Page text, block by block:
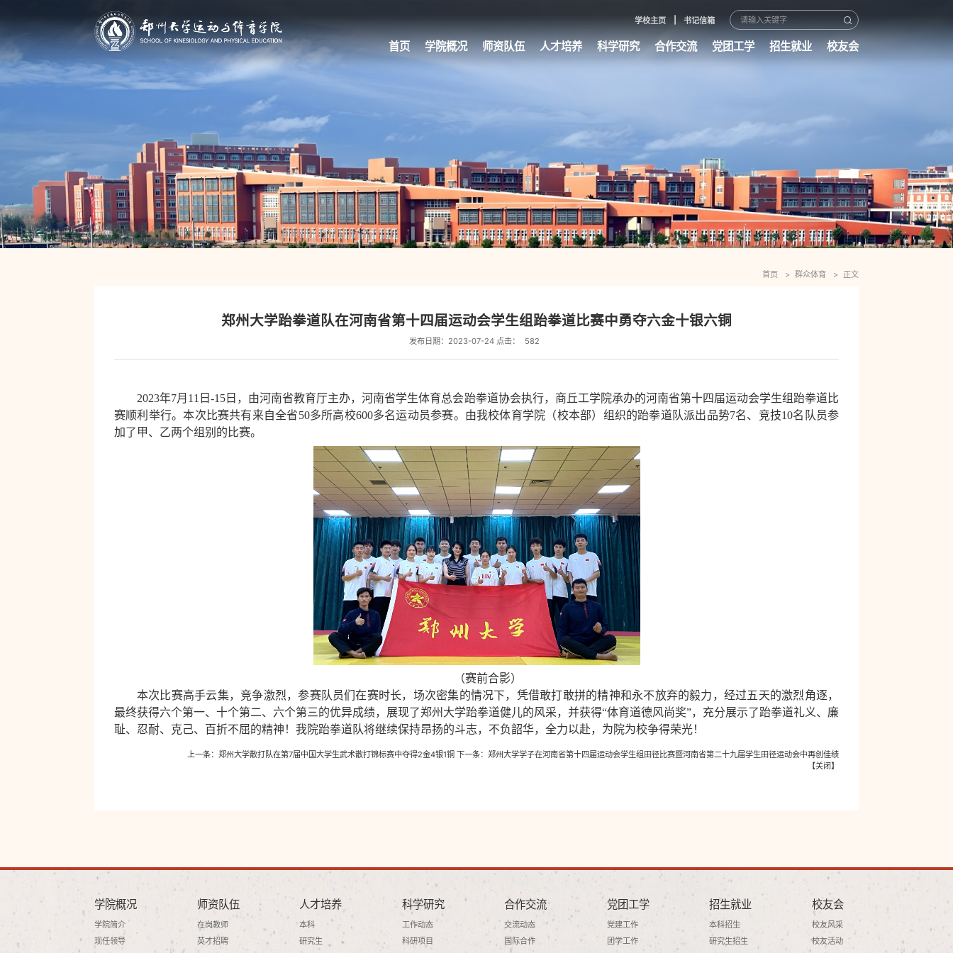
学校主页 书记信箱
首页 学院概况 师资队伍 人才培养 科学研究 合作交流 党团工学 招生就业 校友会
首页 群众体育 正文
郑州大学跆拳道队在河南省第十四届运动会学生组跆拳道比赛中勇夺六金十银六铜
发布日期：2023-07-24 点击： 582
2023年7月 11 日-15 日，由河南省教育厅主办，河南省学生体育总会跆拳道协会执行，商丘工学院承办的河南省第十四届运动会学生组跆拳道比
赛顺利举行。本次比赛共有来自全省50多所高校600多名运动员参赛。由我校体育学院（校本部）组织的跆拳道队派出品势7名、竞技10名队员参
加了甲、乙两个组别的比赛。
（赛前合影）
本次比赛高手云集，竞争激烈，参赛队员们在赛时长，场次密集的情况下，凭借敢打敢拼的精神和永不放弃的毅力，经过五天的激烈角逐，
最终获得六个第一、十个第二、六个第三的优异成绩，展现了郑州大学跆拳道健儿的风采，并获得“体育道德风尚奖”，充分展示了跆拳道礼义、廉
耻、忍耐、克己、百折不屈的精神！我院跆拳道队将继续保持昂扬的斗志，不负韶华，全力以赴，为院为校争得荣光！
上一条： 郑州大学散打队在第7届中国大学生武术散打锦标赛中夺得2金4银1铜 下一条： 郑州大学学子在河南省第十四届运动会学生组田径比赛暨河南省第二十九届学生田径运动会中再创佳绩
【关闭】
学院概况
学院简介
现任领导
师资队伍
在岗教师
英才招聘
人才培养
本科
研究生
科学研究
工作动态
科研项目
合作交流
交流动态
国际合作
党团工学
党建工作
团学工作
招生就业
本科招生
研究生招生
校友会
校友风采
校友活动